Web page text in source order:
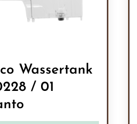
Wassertank
/ 01